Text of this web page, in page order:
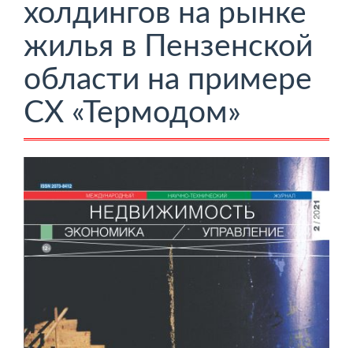
холдингов на рынке
жилья в Пензенской
области на примере
СХ «Термодом»
панель
статьи